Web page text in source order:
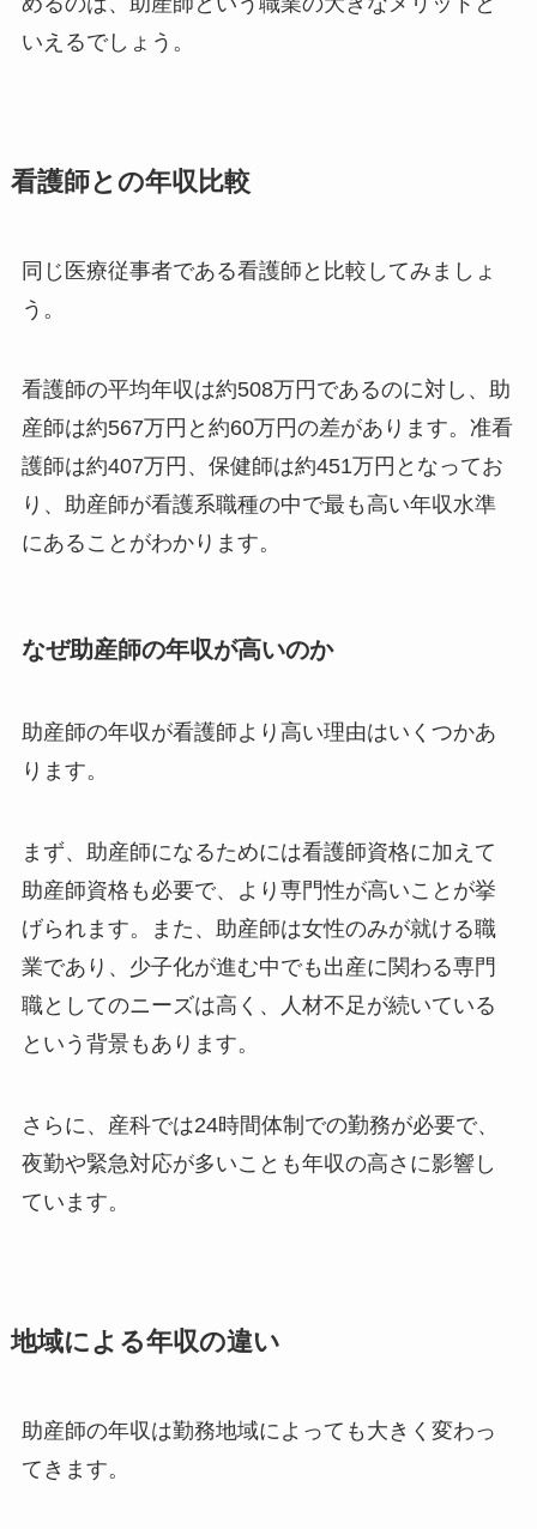
いえるでしょう。
看護師との年収比較
同じ医療従事者である看護師と比較してみましょ
う。
看護師の平均年収は約508万円であるのに対し、助
産師は約567万円と約60万円の差があります。准看
護師は約407万円、保健師は約451万円となってお
り、助産師が看護系職種の中で最も高い年収水準
にあることがわかります。
なぜ助産師の年収が高いのか
助産師の年収が看護師より高い理由はいくつかあ
ります。
まず、助産師になるためには看護師資格に加えて
助産師資格も必要で、より専門性が高いことが挙
げられます。また、助産師は女性のみが就ける職
業であり、少子化が進む中でも出産に関わる専門
職としてのニーズは高く、人材不足が続いている
という背景もあります。
さらに、産科では24時間体制での勤務が必要で、
夜勤や緊急対応が多いことも年収の高さに影響し
ています。
地域による年収の違い
助産師の年収は勤務地域によっても大きく変わっ
てきます。